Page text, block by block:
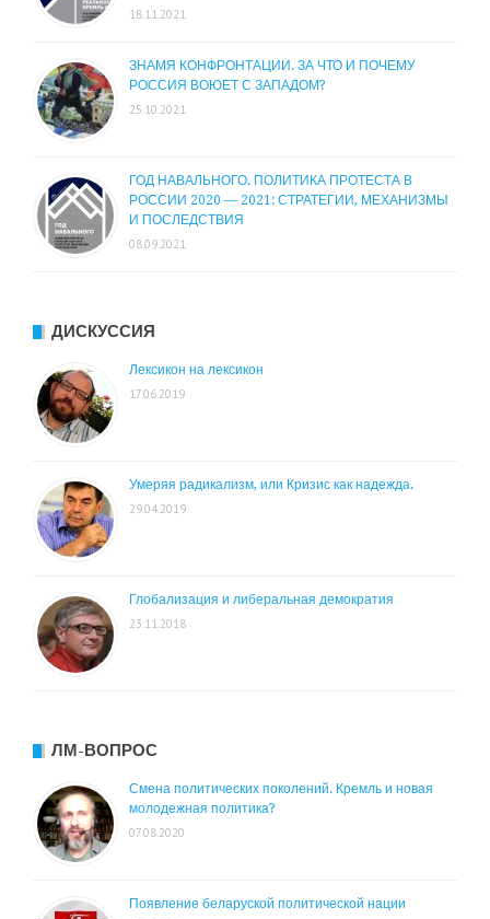
18.11.2021
ЗНАМЯ КОНФРОНТАЦИИ. ЗА ЧТО И ПОЧЕМУ
РОССИЯ ВОЮЕТ С ЗАПАДОМ?
25.10.2021
ГОД НАВАЛЬНОГО. ПОЛИТИКА ПРОТЕСТА В
РОССИИ 2020 — 2021: СТРАТЕГИИ, МЕХАНИЗМЫ
И ПОСЛЕДСТВИЯ
08.09.2021
ДИСКУССИЯ
Лексикон на лексикон
17.06.2019
Умеряя радикализм, или Кризис как надежда.
29.04.2019
Глобализация и либеральная демократия
23.11.2018
ЛМ-ВОПРОС
Смена политических поколений. Кремль и новая
молодежная политика?
07.08.2020
Появление беларуской политической нации